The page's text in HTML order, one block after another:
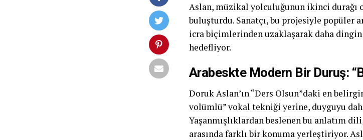
Aslan, müzikal yolculuğunun ikinci
buluşturdu. Sanatçı, bu projesiyle popüler
icra biçimlerinden uzaklaşarak daha dingin
hedefliyor.
Arabeskte Modern Bir Duruş:
Doruk Aslan’ın “Ders Olsun”daki en
volümlü” vokal tekniği yerine, duyguyu
Yaşanmışlıklardan beslenen bu anlatım
arasında farklı bir konuma yerleştiriyor.